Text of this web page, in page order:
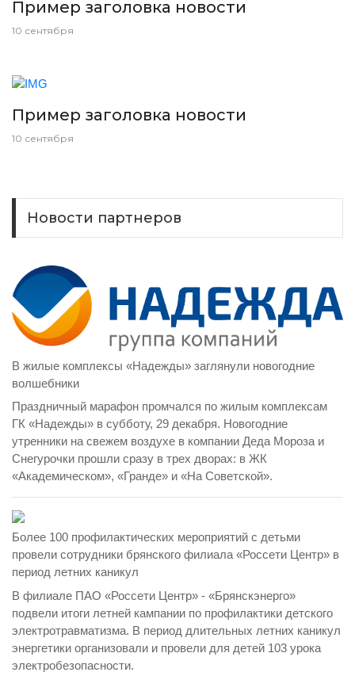
Пример заголовка новости
10 сентября
Пример заголовка новости
10 сентября
Новости партнеров
В жилые комплексы «Надежды» заглянули новогодние
волшебники
Праздничный марафон промчался по жилым комплексам
ГК «Надежды» в субботу, 29 декабря. Новогодние
утренники на свежем воздухе в компании Деда Мороза и
Снегурочки прошли сразу в трех дворах: в ЖК
«Академическом», «Гранде» и «На Советской».
Более 100 профилактических мероприятий с детьми
провели сотрудники брянского филиала «Россети Центр» в
период летних каникул
В филиале ПАО «Россети Центр» - «Брянскэнерго»
подвели итоги летней кампании по профилактики детского
электротравматизма. В период длительных летних каникул
энергетики организовали и провели для детей 103 урока
электробезопасности.